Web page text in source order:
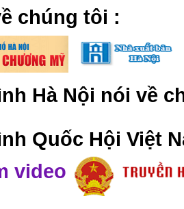
chúng tôi :
Hà Nội nói về
Quốc Hội Việt
video